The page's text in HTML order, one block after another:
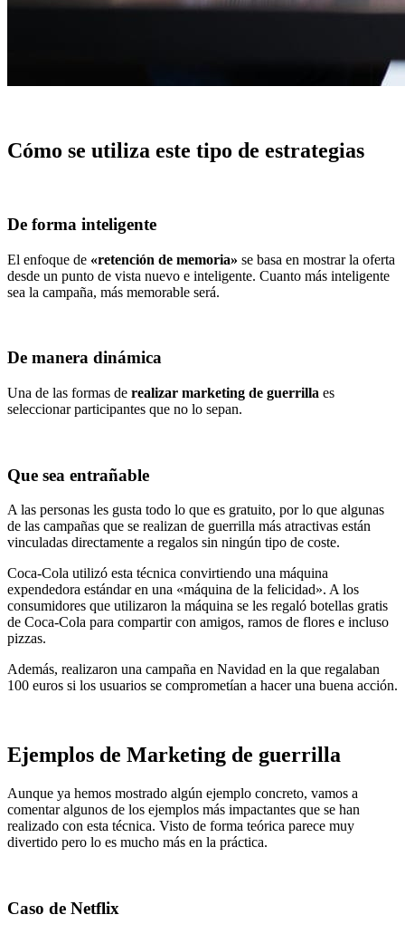
Cómo se utiliza este tipo de estrategias
De forma inteligente
El enfoque de «retención de memoria» se basa en mostrar la oferta
desde un punto de vista nuevo e inteligente. Cuanto más inteligente
sea la campaña, más memorable será.
De manera dinámica
Una de las formas de realizar marketing de guerrilla es
seleccionar participantes que no lo sepan.
Que sea entrañable
A las personas les gusta todo lo que es gratuito, por lo que algunas
de las campañas que se realizan de guerrilla más atractivas están
vinculadas directamente a regalos sin ningún tipo de coste.
Coca-Cola utilizó esta técnica convirtiendo una máquina
expendedora estándar en una «máquina de la felicidad». A los
consumidores que utilizaron la máquina se les regaló botellas gratis
de Coca-Cola para compartir con amigos, ramos de flores e incluso
pizzas.
Además, realizaron una campaña en Navidad en la que regalaban
100 euros si los usuarios se comprometían a hacer una buena acción.
Ejemplos de Marketing de guerrilla
Aunque ya hemos mostrado algún ejemplo concreto, vamos a
comentar algunos de los ejemplos más impactantes que se han
realizado con esta técnica. Visto de forma teórica parece muy
divertido pero lo es mucho más en la práctica.
Caso de Netflix